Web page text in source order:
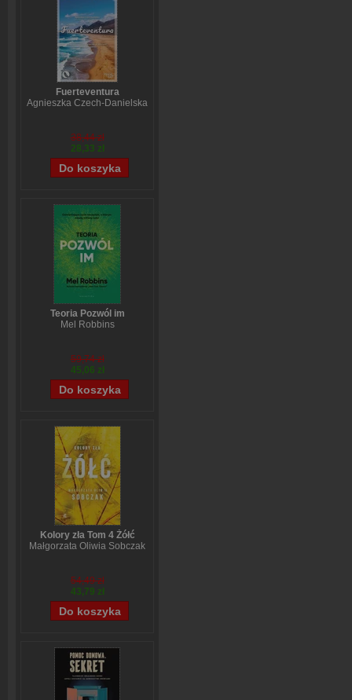
Fuerteventura
Agnieszka Czech-Danielska
38,44 zł
28,33 zł
Teoria Pozwól im
Mel Robbins
59,74 zł
45,06 zł
Kolory zła Tom 4 Żółć
Małgorzata Oliwia Sobczak
54,49 zł
43,79 zł